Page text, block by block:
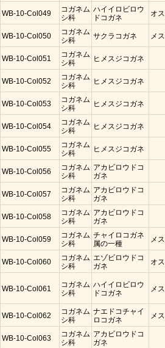
WB-10-Col049
コガネム
シ科
ハイイロビロウ
ドコガネ
オス
WB-10-Col050
コガネム
シ科
サクラコガネ メス
WB-10-Col051
コガネム
シ科
ヒメスジコガネ
WB-10-Col052
コガネム
シ科
ヒメスジコガネ
WB-10-Col053
コガネム
シ科
ヒメスジコガネ
WB-10-Col054
コガネム
シ科
ヒメスジコガネ
WB-10-Col055
コガネム
シ科
ヒメスジコガネ
WB-10-Col056
コガネム
シ科
アカビロウドコ
ガネ
WB-10-Col057
コガネム
シ科
アカビロウドコ
ガネ
WB-10-Col058
コガネム
シ科
アカビロウドコ
ガネ
WB-10-Col059
コガネム
シ科
チャイロコガネ
属の一種
メス
WB-10-Col060
コガネム
シ科
エゾビロウドコ
ガネ
オス
WB-10-Col061
コガネム
シ科
ハイイロビロウ
ドコガネ
メス
WB-10-Col062
コガネム
シ科
ナエドコチャイ
ロコガネ
メス
WB-10-Col063
コガネム
シ科
アカビロウドコ
ガネ